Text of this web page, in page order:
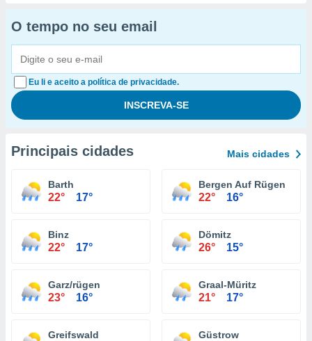
O tempo no seu email
Eu li e aceito a política de privacidade.
Principais cidades Mais cidades
Barth
22° 17°
Bergen Auf Rügen
22° 16°
Binz
22° 17°
Dömitz
26° 15°
Garz/rügen
23° 16°
Graal-Müritz
21° 17°
Greifswald Güstrow